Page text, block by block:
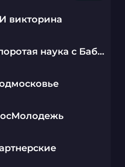
викторина
Упоротая наука с Бабаем Лютым